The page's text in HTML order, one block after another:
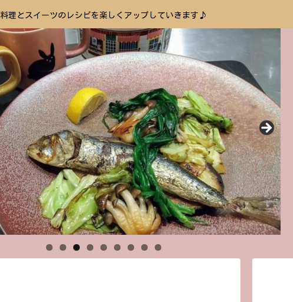
料理とスイーツのレシピを楽しくアップしていきます♪